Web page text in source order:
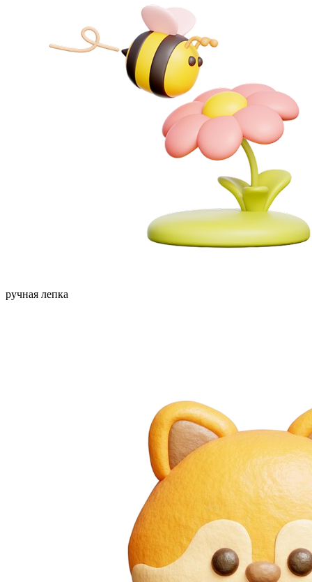
ручная лепка